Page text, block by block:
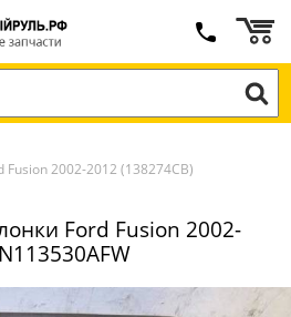
Fusion 2002-2012 (138274СВ)
Ford Fusion 2002-